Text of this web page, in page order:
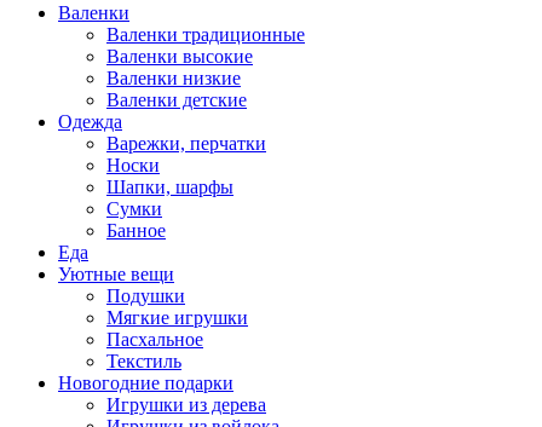
Валенки
Валенки традиционные
Валенки высокие
Валенки низкие
Валенки детские
Одежда
Варежки, перчатки
Носки
Шапки, шарфы
Сумки
Банное
Еда
Уютные вещи
Подушки
Мягкие игрушки
Пасхальное
Текстиль
Новогодние подарки
Игрушки из дерева